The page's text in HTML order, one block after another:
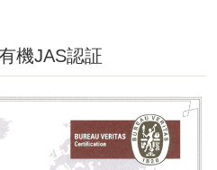
機JAS認証